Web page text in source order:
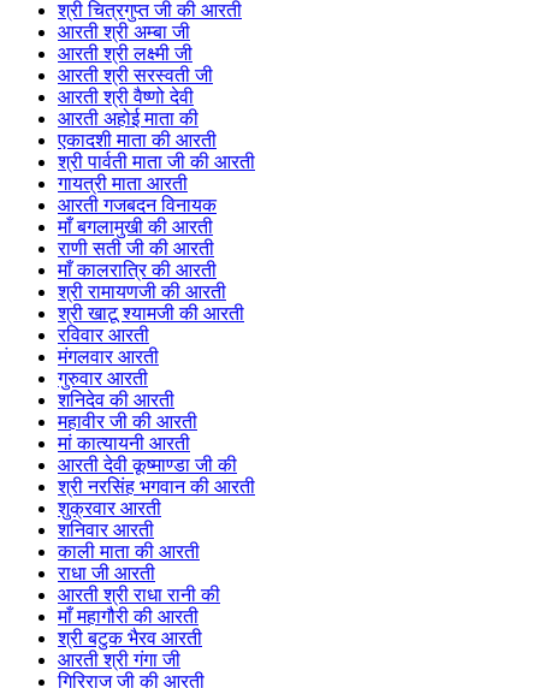
श्री चित्रगुप्त जी की आरती
आरती श्री अम्बा जी
आरती श्री लक्ष्मी जी
आरती श्री सरस्वती जी
आरती श्री वैष्णो देवी
आरती अहोई माता की
एकादशी माता की आरती
श्री पार्वती माता जी की आरती
गायत्री माता आरती
आरती गजबदन विनायक
माँ बगलामुखी की आरती
राणी सती जी की आरती
माँ कालरात्रि की आरती
श्री रामायणजी की आरती
श्री खाटू श्यामजी की आरती
रविवार आरती
मंगलवार आरती
गुरुवार आरती
शनिदेव की आरती
महावीर जी की आरती
मां कात्यायनी आरती
आरती देवी कूष्माण्डा जी की
श्री नरसिंह भगवान की आरती
शुक्रवार आरती
शनिवार आरती
काली माता की आरती
राधा जी आरती
आरती श्री राधा रानी की
माँ महागौरी की आरती
श्री बटुक भैरव आरती
आरती श्री गंगा जी
गिरिराज जी की आरती